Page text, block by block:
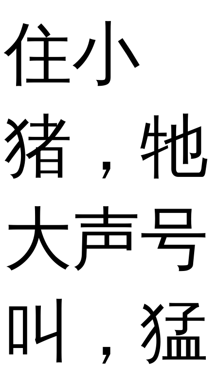
住小
猪，牠
大声号
叫，猛